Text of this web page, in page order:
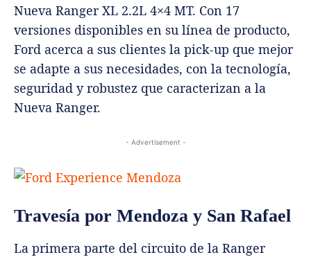
Nueva Ranger XL 2.2L 4×4 MT. Con 17
versiones disponibles en su línea de producto,
Ford acerca a sus clientes la pick-up que mejor
se adapte a sus necesidades, con la tecnología,
seguridad y robustez que caracterizan a la
Nueva Ranger.
- Advertisement -
Travesía por Mendoza y San Rafael
La primera parte del circuito de la Ranger